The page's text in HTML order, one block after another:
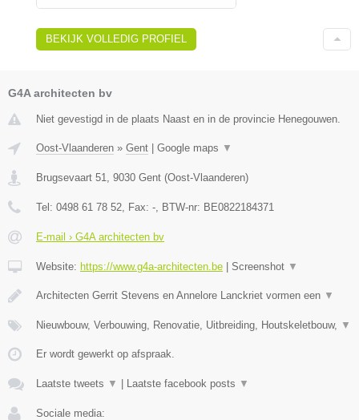
BEKIJK VOLLEDIG PROFIEL
G4A architecten bv
Niet gevestigd in de plaats Naast en in de provincie Henegouwen.
Oost-Vlaanderen » Gent Google maps ▼
Brugsevaart 51, 9030 Gent (Oost-Vlaanderen)
Tel: 0498 61 78 52, Fax: -, BTW-nr: BE0822184371
E-mail › G4A architecten bv
Website: https://www.g4a-architecten.be Screenshot ▼
Architecten Gerrit Stevens en Annelore Lanckriet vormen een ▼
Nieuwbouw, Verbouwing, Renovatie, Uitbreiding, Houtskeletbouw, ▼
Er wordt gewerkt op afspraak.
Laatste tweets ▼ Laatste facebook posts ▼
Sociale media: